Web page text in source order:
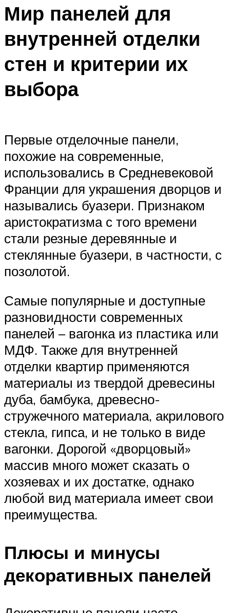
Мир панелей для
внутренней отделки
стен и критерии их
выбора
Первые отделочные панели,
похожие на современные,
использовались в Средневековой
Франции для украшения дворцов и
назывались буазери. Признаком
аристократизма с того времени
стали резные деревянные и
стеклянные буазери, в частности, с
позолотой.
Самые популярные и доступные
разновидности современных
панелей – вагонка из пластика или
МДФ. Также для внутренней
отделки квартир применяются
материалы из твердой древесины
дуба, бамбука, древесно-
стружечного материала, акрилового
стекла, гипса, и не только в виде
вагонки. Дорогой «дворцовый»
массив много может сказать о
хозяевах и их достатке, однако
любой вид материала имеет свои
преимущества.
Плюсы и минусы
декоративных панелей